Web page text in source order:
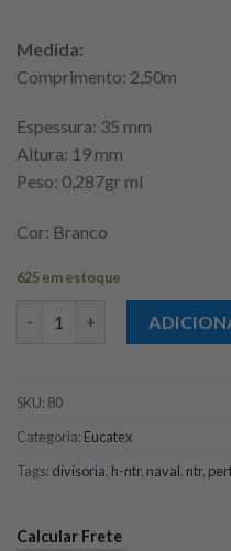
Medida:
Comprimento: 2,50m
Espessura: 35 mm
Altura: 19 mm
Peso: 0,287gr ml
Cor: Branco
625 em estoque
SKU: 80
Categoria: Eucatex
Tags: divisoria, h-ntr, naval, ntr,
Calcular Frete